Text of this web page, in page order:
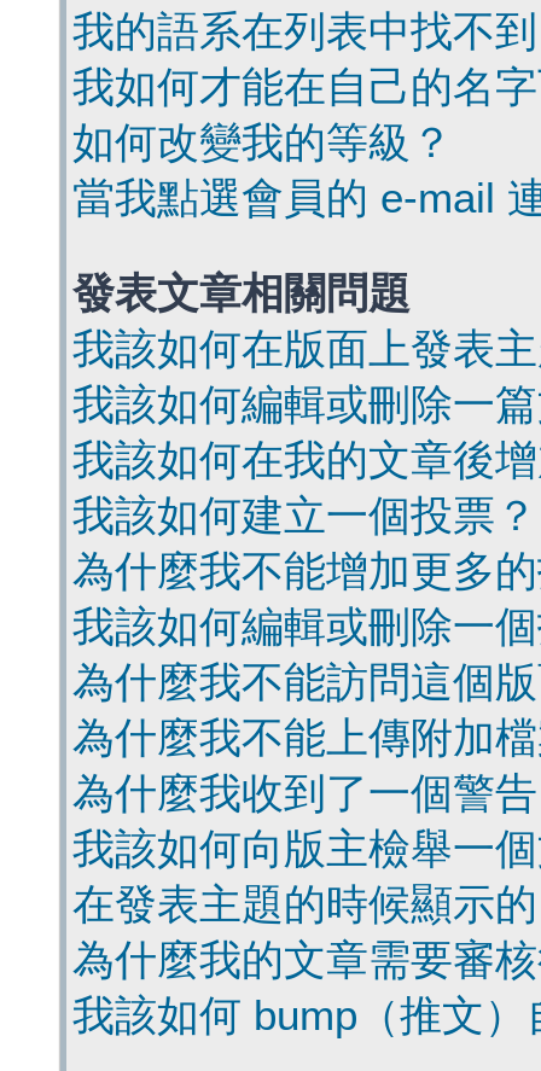
我的語系在列表中找不
我如何才能在自己的名
如何改變我的等級？
當我點選會員的 e-mail
發表文章相關問題
我該如何在版面上發表
我該如何編輯或刪除一
我該如何在我的文章後
我該如何建立一個投票？
為什麼我不能增加更多
我該如何編輯或刪除一
為什麼我不能訪問這個
為什麼我不能上傳附加
為什麼我收到了一個警
我該如何向版主檢舉一
在發表主題的時候顯示
為什麼我的文章需要審
我該如何 bump（推文